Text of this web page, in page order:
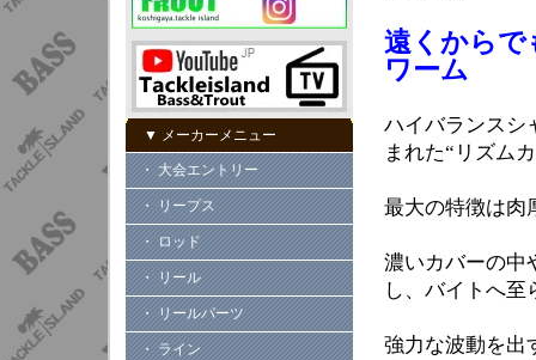
▼ メーカーメニュー
・ 大会エントリー
・ リープス
・ ロッド
・ リール
・ リールパーツ
・ ライン
遠くからで
ワーム
ハイバランスシ
まれた“リズム
最大の特徴は肉
濃いカバーの中
し、バイトへ至
強力な波動を出